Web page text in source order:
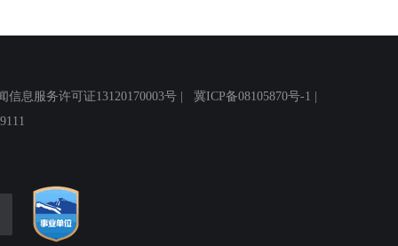
息服务许可证13120170003号 | 冀ICP备08105870号-1